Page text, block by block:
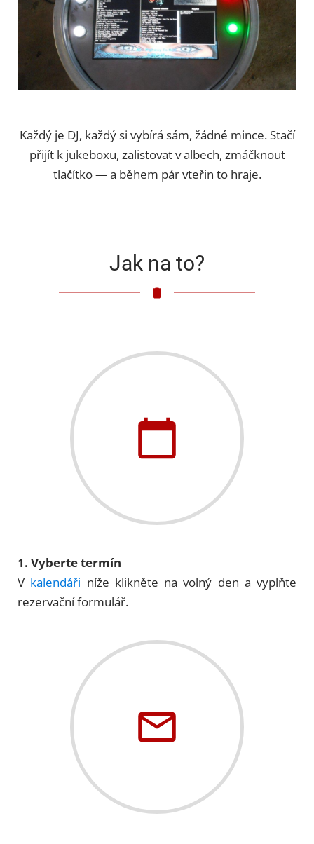
Každý je DJ, každý si vybírá sám, žádné mince. Stačí
přijít k jukeboxu, zalistovat v albech, zmáčknout
tlačítko — a během pár vteřin to hraje.
Jak na to?
1. Vyberte termín
V kalendáři níže klikněte na volný den a vyplňte
rezervační formulář.